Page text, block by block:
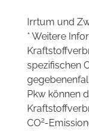
Irrtum und
* Weitere
spezifischen
Pkw können
CO2-